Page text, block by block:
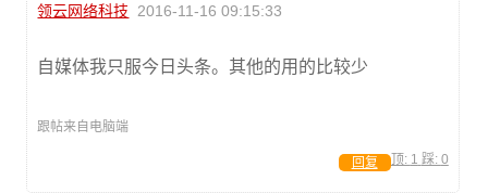
领云网络科技 2016-11-16 09:15:33
自媒体我只服今日头条。其他的用的比较少
跟帖来自电脑端
顶: 1 踩: 0
回复